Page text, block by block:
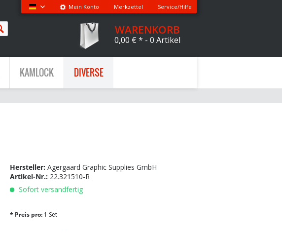
Deutsch Mein Konto Merkzettel Service/Hilfe
WARENKORB
0,00 € * - 0 Artikel
KAMLOCK DIVERSE
Hersteller: Agergaard Graphic Supplies GmbH
Artikel-Nr.: 22.321510-R
Sofort versandfertig
* Preis pro: 1 Set